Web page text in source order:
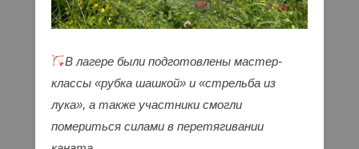
В лагере были подготовлены мастер-
классы «рубка шашкой» и «стрельба из
лука», а также участники смогли
помериться силами в перетягивании